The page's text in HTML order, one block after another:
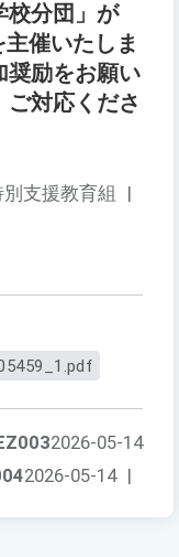
校分団」が
主催いたしま
奨励をお願い
対応くださ
別支援教育組 |
2026-05-14
2026-05-14 |